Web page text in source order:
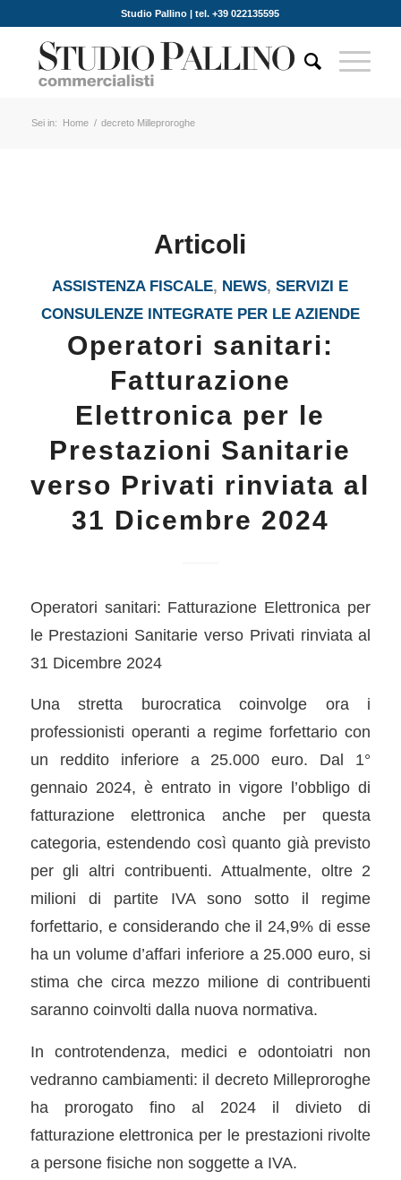
Studio Pallino | tel. +39 022135595
Sei in: Home / decreto Milleproroghe
Articoli
ASSISTENZA FISCALE, NEWS,SERVIZI E
CONSULENZE INTEGRATE PER LE AZIENDE
Operatori sanitari:
Fatturazione
Elettronica per le
Prestazioni Sanitarie
verso Privati rinviata al
31 Dicembre 2024
Operatori sanitari: Fatturazione Elettronica per
le Prestazioni Sanitarie verso Privati rinviata al
31 Dicembre 2024
Una stretta burocratica coinvolge ora i
professionisti operanti a regime forfettario con
un reddito inferiore a 25.000 euro. Dal 1°
gennaio 2024, è entrato in vigore l’obbligo di
fatturazione elettronica anche per questa
categoria, estendendo così quanto già previsto
per gli altri contribuenti. Attualmente, oltre 2
milioni di partite IVA sono sotto il regime
forfettario, e considerando che il 24,9% di esse
ha un volume d’affari inferiore a 25.000 euro, si
stima che circa mezzo milione di contribuenti
saranno coinvolti dalla nuova normativa.
In controtendenza, medici e odontoiatri non
vedranno cambiamenti: il decreto Milleproroghe
ha prorogato fino al 2024 il divieto di
fatturazione elettronica per le prestazioni rivolte
a persone fisiche non soggette a IVA.